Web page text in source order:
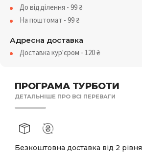
ПРОГРАМА ТУРБОТИ
ДЕТАЛЬНІШЕ ПРО ВСІ ПЕРЕВАГИ
Безкоштовна доставка від 2 рівня
До відділення - 99₴
На поштомат - 99₴
Адресна доставка
Доставка кур'єром - 120₴